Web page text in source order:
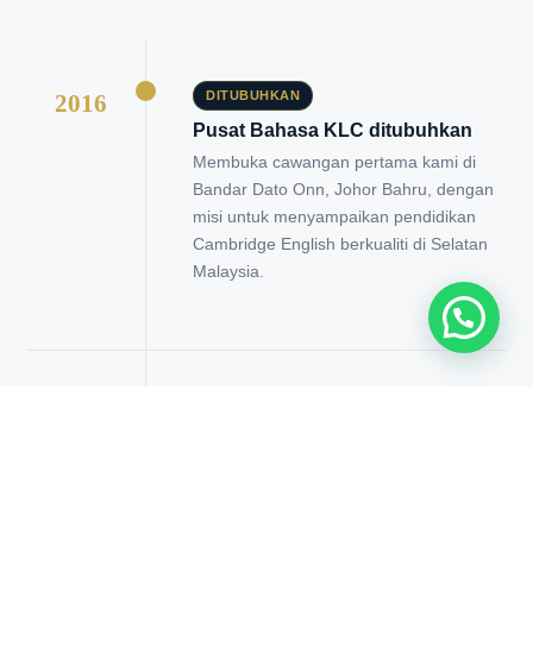
2016 DITUBUHKAN
Pusat Bahasa KLC ditubuhkan
Membuka cawangan pertama kami di
Bandar Dato Onn, Johor Bahru, dengan
misi untuk menyampaikan pendidikan
Cambridge English berkualiti di Selatan
Malaysia.